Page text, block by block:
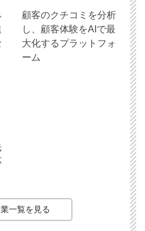
顧客のクチコミを分析
し、顧客体験をAIで最
大化するプラットフォ
ーム
一覧を見る